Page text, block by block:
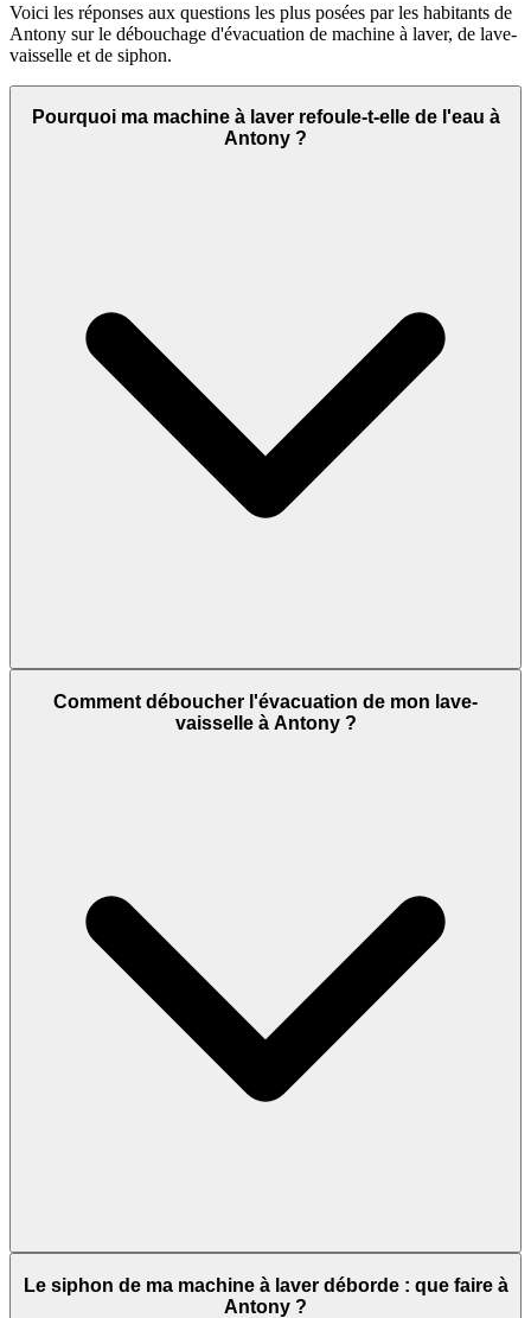
Voici les réponses aux questions les plus posées par les habitants de
Antony sur le débouchage d'évacuation de machine à laver, de lave-
vaisselle et de siphon.
Pourquoi ma machine à laver refoule-t-elle de l'eau à
Antony ?
Comment déboucher l'évacuation de mon lave-
vaisselle à Antony ?
Le siphon de ma machine à laver déborde : que faire à
Antony ?